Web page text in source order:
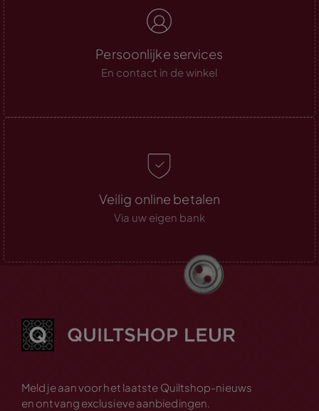
Persoonlijke services
En contact in de winkel
Veilig online betalen
Via uw eigen bank
Meld je aan voor het laatste Quiltshop-nieuws
en ontvang exclusieve aanbiedingen.